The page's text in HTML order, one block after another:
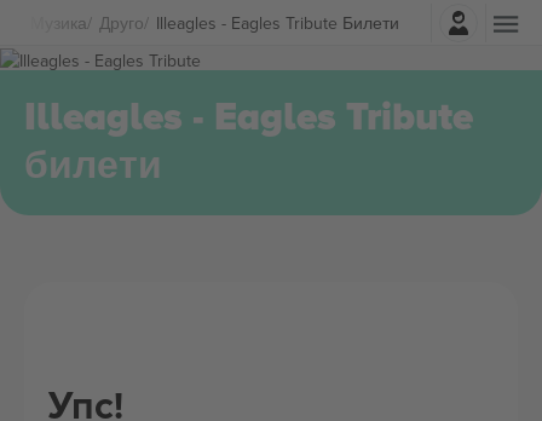
Музика Друго Illeagles - Eagles Tribute Билети
Најави се
Illeagles - Eagles Tribute
билети
Упс!